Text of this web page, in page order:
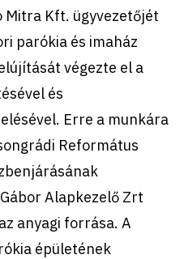
Kft. ügyvezetőjét
parókia és imaház
végezte el a
és
Erre a munkára
Református
Alapkezelő Zrt
anyagi forrása. A
épületének